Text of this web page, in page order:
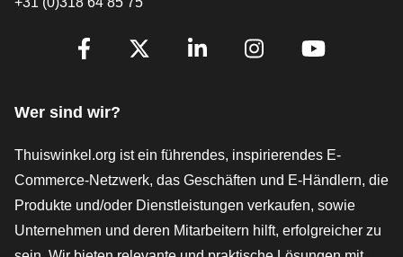
[_General:SocialMediaTitle]
Wer sind wir?
Thuiswinkel.org ist ein führendes, inspirierendes E-
Commerce-Netzwerk, das Geschäften und E-Händlern, die
Produkte und/oder Dienstleistungen verkaufen, sowie
Unternehmen und deren Mitarbeitern hilft, erfolgreicher zu